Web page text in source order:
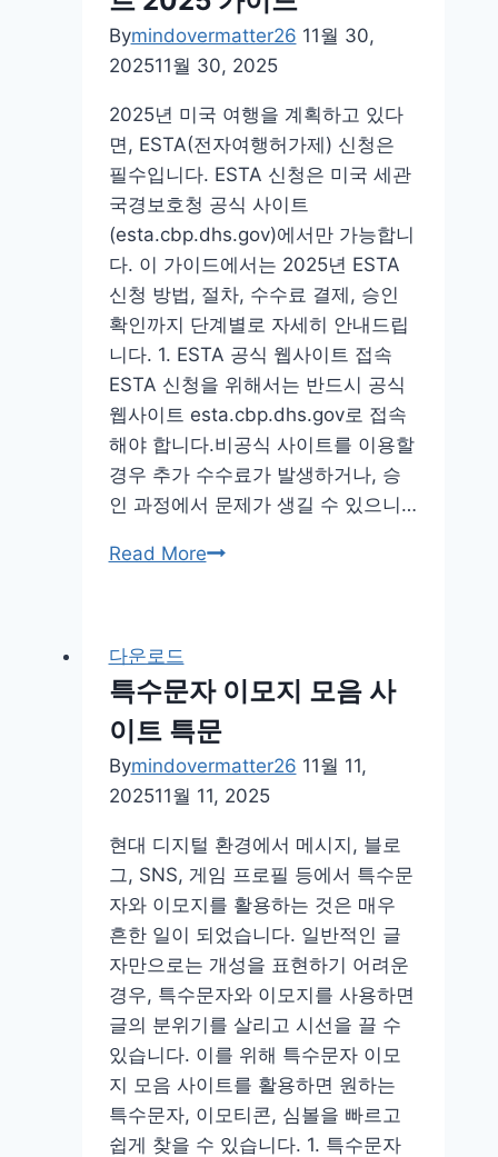
테
스
링
크
무
료
Bymindovermatter26 11월 30,
202511월 30, 2025
2025년 미국 여행을 계획하고 있다
면, ESTA(전자여행허가제) 신청은
필수입니다. ESTA 신청은 미국 세관
국경보호청 공식 사이트
(esta.cbp.dhs.gov)에서만 가능합니
다. 이 가이드에서는 2025년 ESTA
신청 방법, 절차, 수수료 결제, 승인
확인까지 단계별로 자세히 안내드립
니다. 1. ESTA 공식 웹사이트 접속
ESTA 신청을 위해서는 반드시 공식
웹사이트 esta.cbp.dhs.gov로 접속
해야 합니다.비공식 사이트를 이용할
경우 추가 수수료가 발생하거나, 승
인 과정에서 문제가 생길 수 있으니…
Read Moreesta
공
식
사
이
2025
가
이
드
다운로드
특수문자 이모지 모음 사
이트 특문
Bymindovermatter26 11월 11,
202511월 11, 2025
현대 디지털 환경에서 메시지, 블로
그, SNS, 게임 프로필 등에서 특수문
자와 이모지를 활용하는 것은 매우
흔한 일이 되었습니다. 일반적인 글
자만으로는 개성을 표현하기 어려운
경우, 특수문자와 이모지를 사용하면
글의 분위기를 살리고 시선을 끌 수
있습니다. 이를 위해 특수문자 이모
지 모음 사이트를 활용하면 원하는
특수문자, 이모티콘, 심볼을 빠르고
쉽게 찾을 수 있습니다. 1. 특수문자